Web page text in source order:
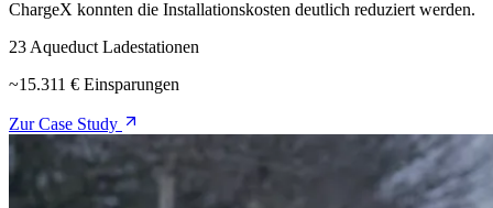
ChargeX konnten die Installationskosten deutlich reduziert werden.
23 Aqueduct Ladestationen
~15.311 € Einsparungen
Zur Case Study